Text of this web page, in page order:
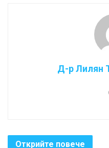
Д-р Лилян
Открийте повече